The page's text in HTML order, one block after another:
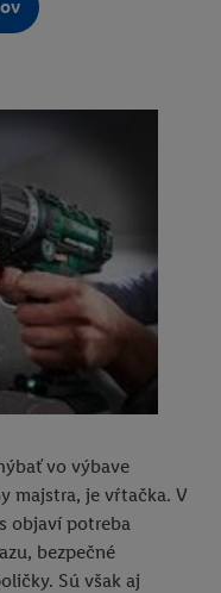
vo výbave
majstra, je vŕtačka. V
objaví potreba
bezpečné
Sú však aj